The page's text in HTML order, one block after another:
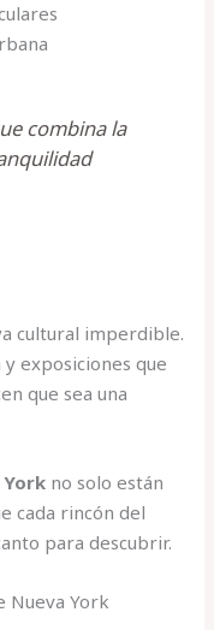
combina la
cultural imperdible.
exposiciones que
que sea una
no solo están
cada rincón del
para descubrir.
Nueva York